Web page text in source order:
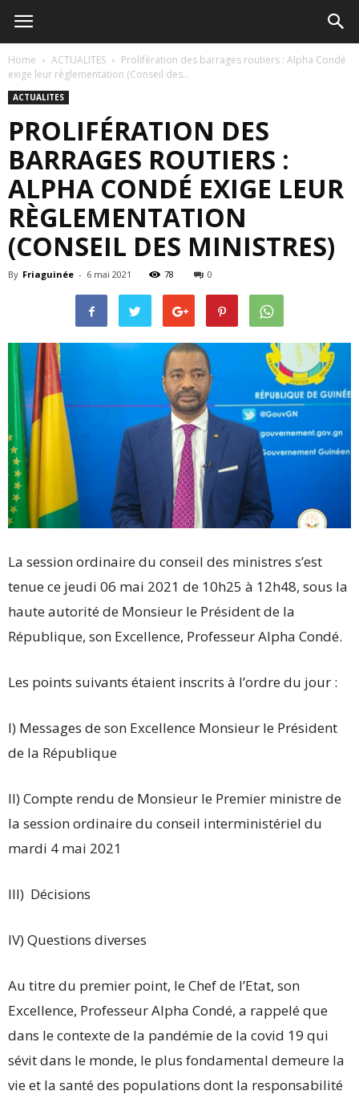
Home ACTUALITES
Prolifération des barrages routiers : Alpha Condé
exige leur règlementation (Conseil des...
ACTUALITES
PROLIFÉRATION DES
BARRAGES ROUTIERS :
ALPHA CONDÉ EXIGE LEUR
RÈGLEMENTATION
(CONSEIL DES MINISTRES)
By Friaguinée - 6 mai 2021 78 0
La session ordinaire du conseil des ministres s’est
tenue ce jeudi 06 mai 2021 de 10h25 à 12h48, sous la
haute autorité de Monsieur le Président de la
République, son Excellence, Professeur Alpha Condé.
Les points suivants étaient inscrits à l’ordre du jour :
I) Messages de son Excellence Monsieur le Président
de la République
II) Compte rendu de Monsieur le Premier ministre de
la session ordinaire du conseil interministériel du
mardi 4 mai 2021
III) Décisions
IV) Questions diverses
Au titre du premier point, le Chef de l’Etat, son
Excellence, Professeur Alpha Condé, a rappelé que
dans le contexte de la pandémie de la covid 19 qui
sévit dans le monde, le plus fondamental demeure la
vie et la santé des populations dont la responsabilité